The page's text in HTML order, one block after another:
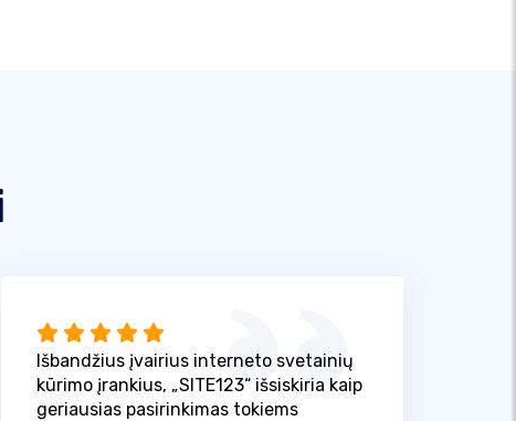
Išbandžius įvairius interneto svetainių
kūrimo įrankius, „SITE123“ išsiskiria kaip
geriausias pasirinkimas tokiems